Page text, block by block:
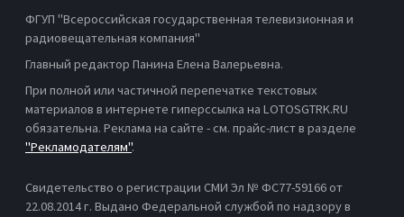
ФГУП "Всероссийская государственная телевизионная и
радиовещательная компания"
Главный редактор Панина Елена Валерьевна.
При полной или частичной перепечатке текстовых
материалов в интернете гиперссылка на LOTOSGTRK.RU
обязательна. Реклама на сайте - см. прайс-лист в разделе
"Рекламодателям".
Свидетельство о регистрации СМИ Эл № ФС77-59166 от
22.08.2014 г. Выдано Федеральной службой по надзору в